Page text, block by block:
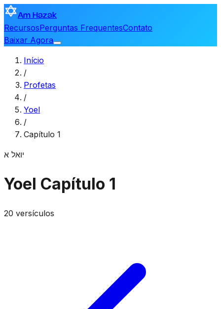
Am Hazak
RecursosPerguntas FrequentesContato
Baixar Agora
Início
/
Profetas
/
Yoel
/
Capítulo 1
יואל א
Yoel Capítulo 1
20 versículos